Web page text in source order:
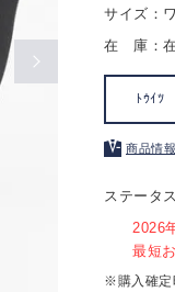
サイズ：
在 庫：在
ﾄｳｲﾂ
商品情報
ステータ
2026
最短
※購入確定